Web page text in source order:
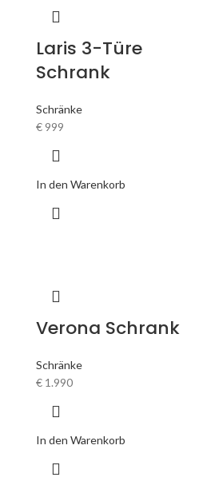
Laris 3-Türe
Schrank
Schränke
€ 999
In den Warenkorb
Verona Schrank
Schränke
€ 1.990
In den Warenkorb